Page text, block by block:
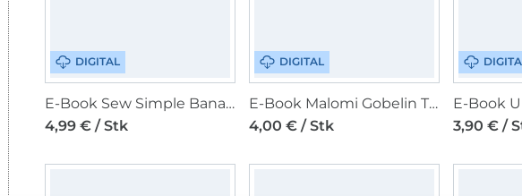
DIGITAL
E-Book Sew Simple Bananentasche
4,99 € / Stk
DIGITAL
E-Book Malomi Gobelin Tasche Freya Kombi
4,00 € / Stk
3,90 € /